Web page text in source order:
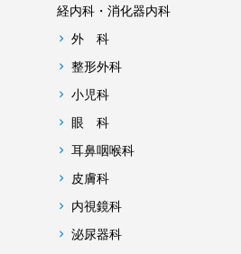
経内科・消化器内科
外 科
整形外科
小児科
眼 科
耳鼻咽喉科
皮膚科
内視鏡科
泌尿器科